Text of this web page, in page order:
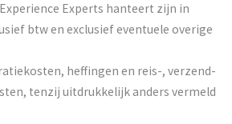
Experts hanteert zijn in
btw en exclusief eventuele overige
heffingen en reis-, verzend-
tenzij uitdrukkelijk anders vermeld